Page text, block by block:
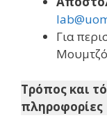
Για
Τρόπος και
πληροφορίες